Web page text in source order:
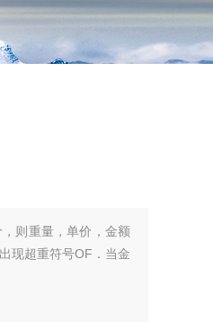
则重量，单价，金额
现超重符号OF．当金